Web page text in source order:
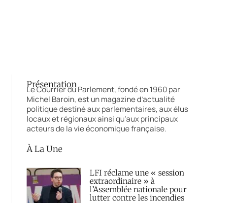
Présentation
Le Courrier du Parlement, fondé en 1960 par
Michel Baroin, est un magazine d’actualité
politique destiné aux parlementaires, aux élus
locaux et régionaux ainsi qu’aux principaux
acteurs de la vie économique française.
À La Une
LFI réclame une « session
extraordinaire » à
l’Assemblée nationale pour
lutter contre les incendies